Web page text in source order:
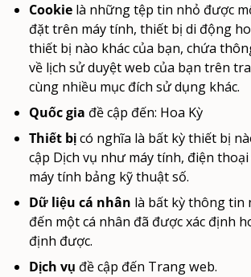
Cookie là những tệp tin nhỏ được
đặt trên máy tính, thiết bị di động
thiết bị nào khác của bạn, chứa
về lịch sử duyệt web của bạn trên
cùng nhiều mục đích sử dụng khác.
Quốc gia đề cập đến: Hoa Kỳ
Thiết bịcó nghĩa là bất kỳ thiết bị
cập Dịch vụ như máy tính, điện
máy tính bảng kỹ thuật số.
Dữ liệu cá nhân là bất kỳ thông tin
đến một cá nhân đã được xác định
định được.
Dịch vụ đề cập đến Trang web.